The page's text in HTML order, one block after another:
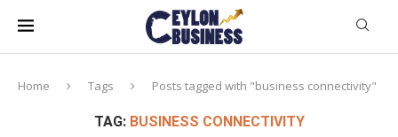
Home Tags Posts tagged with "business connectivity"
TAG: BUSINESS CONNECTIVITY